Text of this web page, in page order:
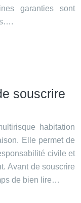
garanties sont
souscrire
habitation
Elle permet de
civile et
Avant de souscrire
de bien lire…